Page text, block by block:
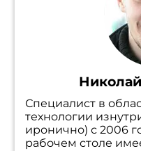
Специалист в
технологии
иронично) с 2006
рабочем столе